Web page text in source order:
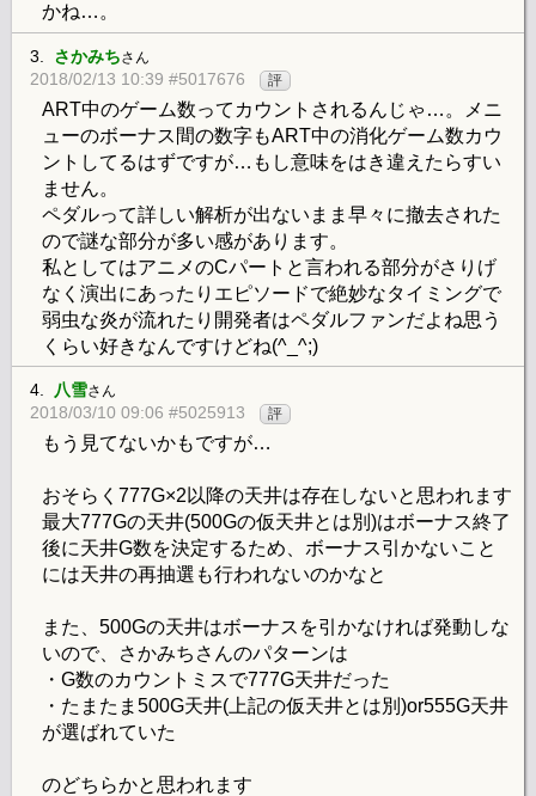
かね…。
3. さかみちさん
2018/02/13 10:39 #5017676 評
ART中のゲーム数ってカウントされるんじゃ…。メニ
ューのボーナス間の数字もART中の消化ゲーム数カウ
ントしてるはずですが…もし意味をはき違えたらすい
ません。
ペダルって詳しい解析が出ないまま早々に撤去された
ので謎な部分が多い感があります。
私としてはアニメのCパートと言われる部分がさりげ
なく演出にあったりエピソードで絶妙なタイミングで
弱虫な炎が流れたり開発者はペダルファンだよね思う
くらい好きなんですけどね(^_^;)
4. 八雪さん
2018/03/10 09:06 #5025913 評
もう見てないかもですが…
おそらく777G×2以降の天井は存在しないと思われます
最大777Gの天井(500Gの仮天井とは別)はボーナス終了
後に天井G数を決定するため、ボーナス引かないこと
には天井の再抽選も行われないのかなと
また、500Gの天井はボーナスを引かなければ発動しな
いので、さかみちさんのパターンは
・G数のカウントミスで777G天井だった
・たまたま500G天井(上記の仮天井とは別)or555G天井
が選ばれていた
のどちらかと思われます